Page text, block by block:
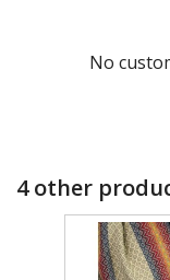
No
4 other